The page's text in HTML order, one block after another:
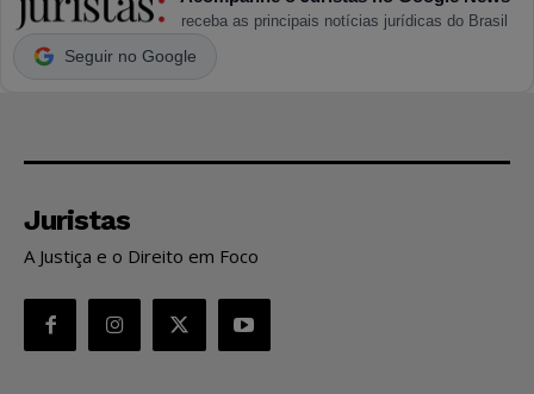
receba as principais notícias jurídicas do Brasil
Seguir no Google
Juristas
A Justiça e o Direito em Foco